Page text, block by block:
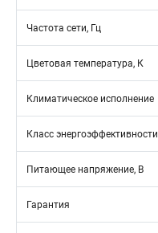
Частота сети, Гц
Цветовая температура, К
Климатическое исполнение
Класс энергоэффективности
Питающее напряжение, В
Гарантия